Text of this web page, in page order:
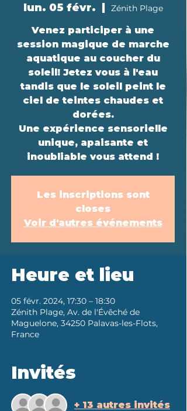
lun. 05 févr. Zénith Plage
Venez participer à une
session magique de marche
aquatique au coucher du
soleil! Jetez vous à l'eau
tandis que le soleil peint le
ciel de teintes chaudes et
dorées.
Une expérience sensorielle
unique, apaisante et
inoubliable vous attend !
Les inscriptions sont
closes
Voir d'autres événements
Heure et lieu
05 févr. 2024, 17:30 – 18:30
Zénith Plage, Av. de l'Évêché de
Maguelone, 34250 Palavas-les-Flots,
France
Invités
+ 13 autres invités